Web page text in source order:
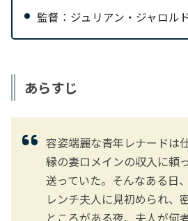
監督：ジュリアン・ジャロル
あらすじ
容姿端麗な青年レナードは
縁の妻ロメインの収入に頼
送っていた。そんなある日
レンチ夫人に見初められ、
ところがある夜、夫人が何